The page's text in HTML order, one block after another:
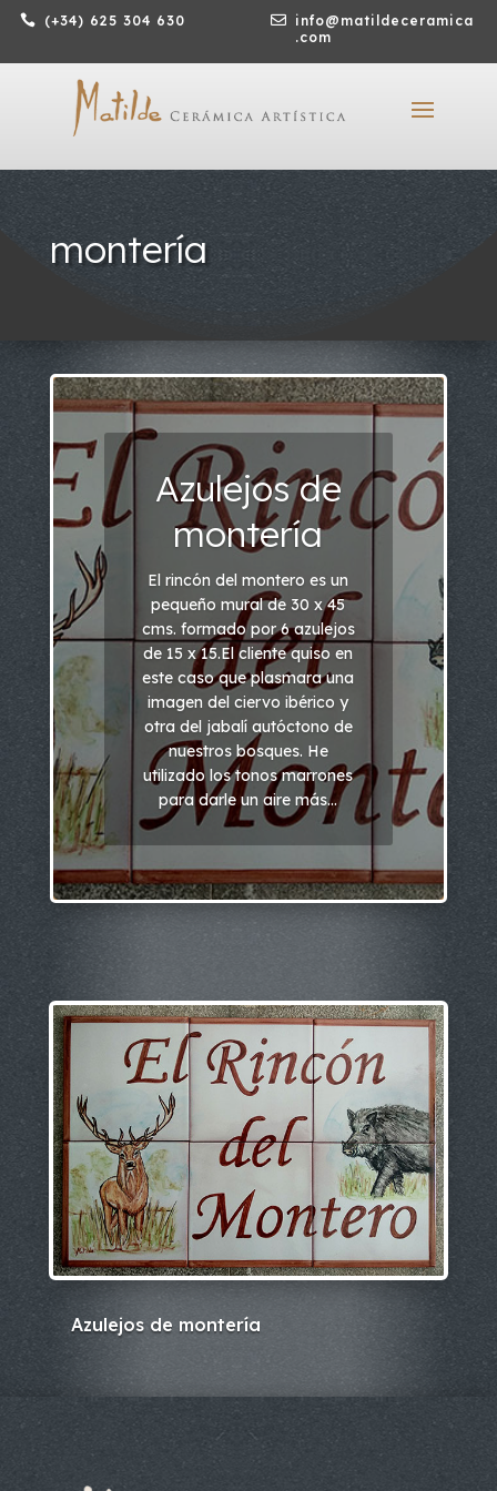
 (+34) 625 304 630 
info@matildeceramica
.com
montería
Azulejos de
montería
El rincón del montero es un
pequeño mural de 30 x 45
cms. formado por 6 azulejos
de 15 x 15.El cliente quiso en
este caso que plasmara una
imagen del ciervo ibérico y
otra del jabalí autóctono de
nuestros bosques. He
utilizado los tonos marrones
para darle un aire más...
Azulejos de montería